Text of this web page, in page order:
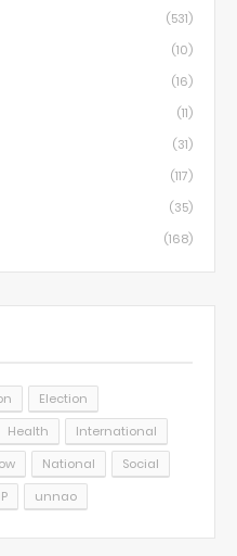
(531)
(10)
(16)
(11)
(31)
(117)
(35)
(168)
Election
Health
International
National
Social
unnao